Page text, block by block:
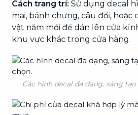
Cách trang trí: Sử dụng decal
mai, bánh chưng, câu đối, hoặc
vật năm mới để dán lên cửa
khu vực khác trong cửa hàng.
Các hình decal đa dạng, sáng